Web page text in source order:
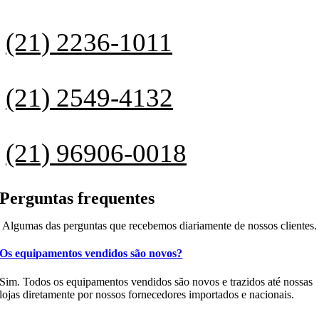
(21) 2236-1011
(21) 2549-4132
(21) 96906-0018
Perguntas frequentes
Algumas das perguntas que recebemos diariamente de nossos clientes.
Os equipamentos vendidos são novos?
Sim. Todos os equipamentos vendidos são novos e trazidos até nossas
lojas diretamente por nossos fornecedores importados e nacionais.